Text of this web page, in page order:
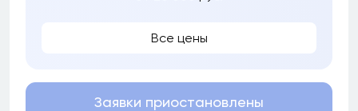
Все цены
Заявки приостановлены